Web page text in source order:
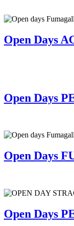
Open Days
Open Days
Open Days
Open Days